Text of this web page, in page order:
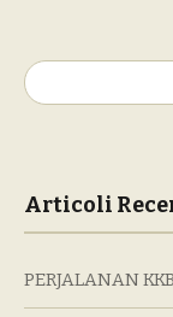
Ricerca
per:
Articoli
PERJALANAN